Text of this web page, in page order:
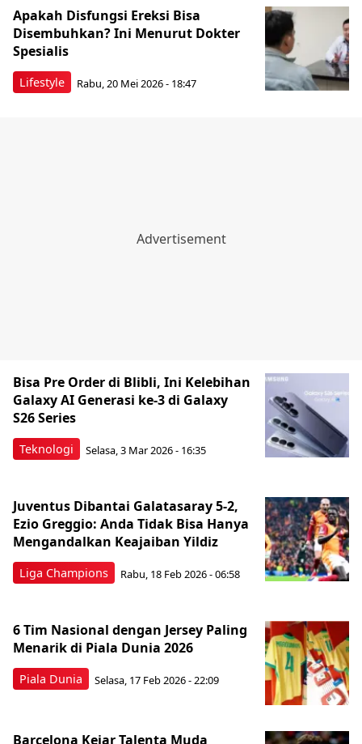
Lifestyle
Apakah Disfungsi Ereksi Bisa
Disembuhkan? Ini Menurut Dokter
Spesialis
Rabu, 20 Mei 2026 - 18:47
Teknologi
Bisa Pre Order di Blibli, Ini Kelebihan
Galaxy AI Generasi ke-3 di Galaxy
S26 Series
Selasa, 3 Mar 2026 - 16:35
Liga Champions
Juventus Dibantai Galatasaray 5-2,
Ezio Greggio: Anda Tidak Bisa Hanya
Mengandalkan Keajaiban Yildiz
Rabu, 18 Feb 2026 - 06:58
Piala Dunia
6 Tim Nasional dengan Jersey Paling
Menarik di Piala Dunia 2026
Selasa, 17 Feb 2026 - 22:09
Barcelona Kejar Talenta Muda